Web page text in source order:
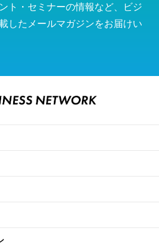
ト・セミナーの情報など、ビジ
したメールマガジンをお届けい